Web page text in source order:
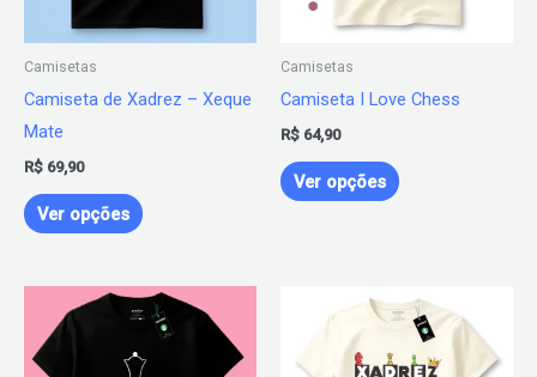
Camisetas
Camiseta de Xadrez – Xeque
Mate
R$ 69,90
Ver opções do
Camisetas
Camiseta I Love Chess
R$ 64,90
Ver opções
opções
página
Este
produto
tem
Este
produto
tem